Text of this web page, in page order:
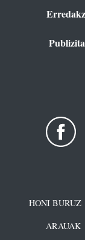
HONI BURUZ
ARAUAK